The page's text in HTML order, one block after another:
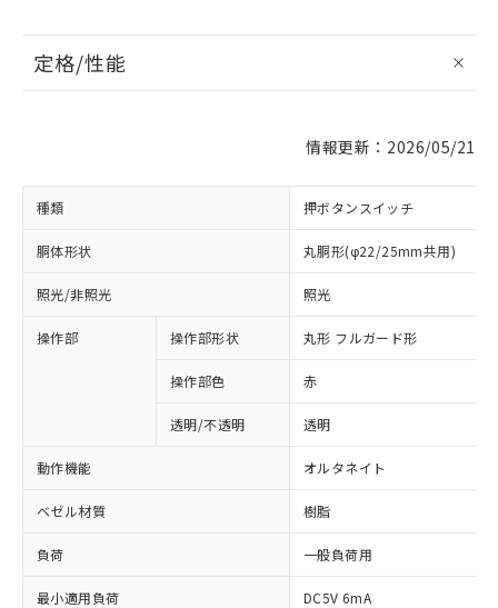
定格/性能
情報更新：2026/05/21
種類 押ボタンスイッチ
胴体形状 丸胴形(φ22/25mm共用)
照光/非照光 照光
操作部 操作部形状 丸形 フルガード形
操作部色 赤
透明/不透明 透明
動作機能 オルタネイト
ベゼル材質 樹脂
負荷 一般負荷用
最小適用負荷 DC5V 6mA